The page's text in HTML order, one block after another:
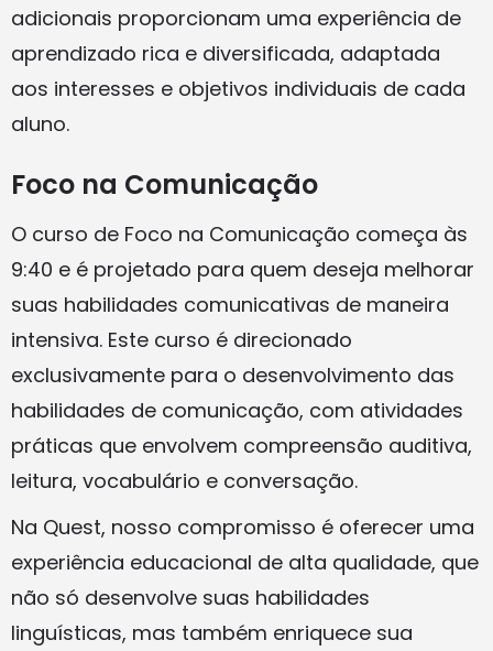
adicionais proporcionam uma experiência de
aprendizado rica e diversificada, adaptada
aos interesses e objetivos individuais de cada
aluno.
Foco na Comunicação
O curso de Foco na Comunicação começa às
9:40 e é projetado para quem deseja melhorar
suas habilidades comunicativas de maneira
intensiva. Este curso é direcionado
exclusivamente para o desenvolvimento das
habilidades de comunicação, com atividades
práticas que envolvem compreensão auditiva,
leitura, vocabulário e conversação.
Na Quest, nosso compromisso é oferecer uma
experiência educacional de alta qualidade, que
não só desenvolve suas habilidades
linguísticas, mas também enriquece sua